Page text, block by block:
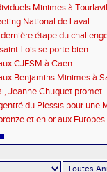
Minimes à
National de Laval
étape du
Lois se porte bien
CJESM à Caen
Benjamins Minimes à
Jeanne Chuquet promet
du Plessis pour une
et en or aux Europes